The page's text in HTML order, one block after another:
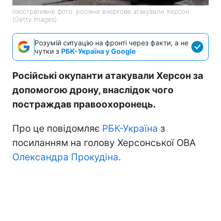
Ілюстративне фото: росіяни вчергове атакували Херсон
(Getty Images)
Розумій ситуацію на фронті через факти, а не
чутки з РБК-Україна у Google
Російські окупанти атакували Херсон за
допомогою дрону, внаслідок чого
постраждав правоохоронець.
Про це повідомляє РБК-Україна з
посиланням на голову Херсонської ОВА
Олександра Прокудіна.